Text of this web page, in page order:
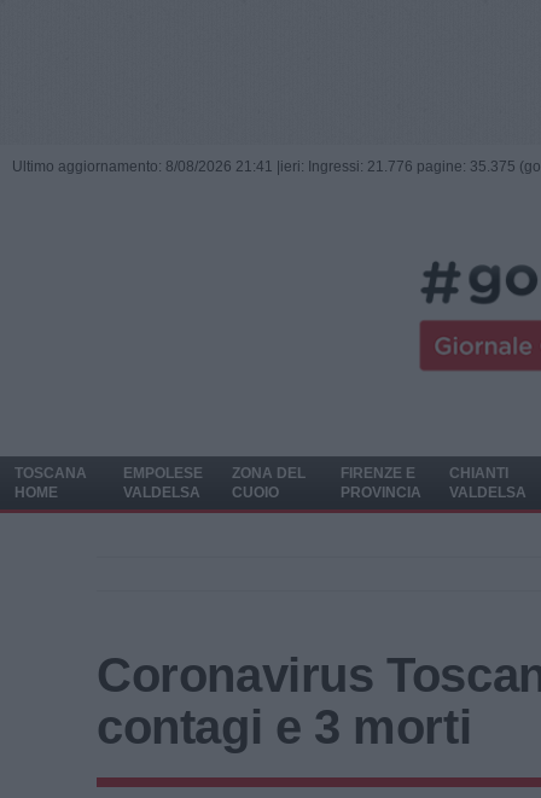
Ultimo aggiornamento: 8/08/2026 21:41 | ieri: Ingressi: 21.776 pagine: 35.375
TOSCANA
HOME
EMPOLESE
VALDELSA
ZONA DEL
CUOIO
FIRENZE E
PROVINCIA
CHIANTI
VALDELSA
Coronavirus
contagi e 3 morti